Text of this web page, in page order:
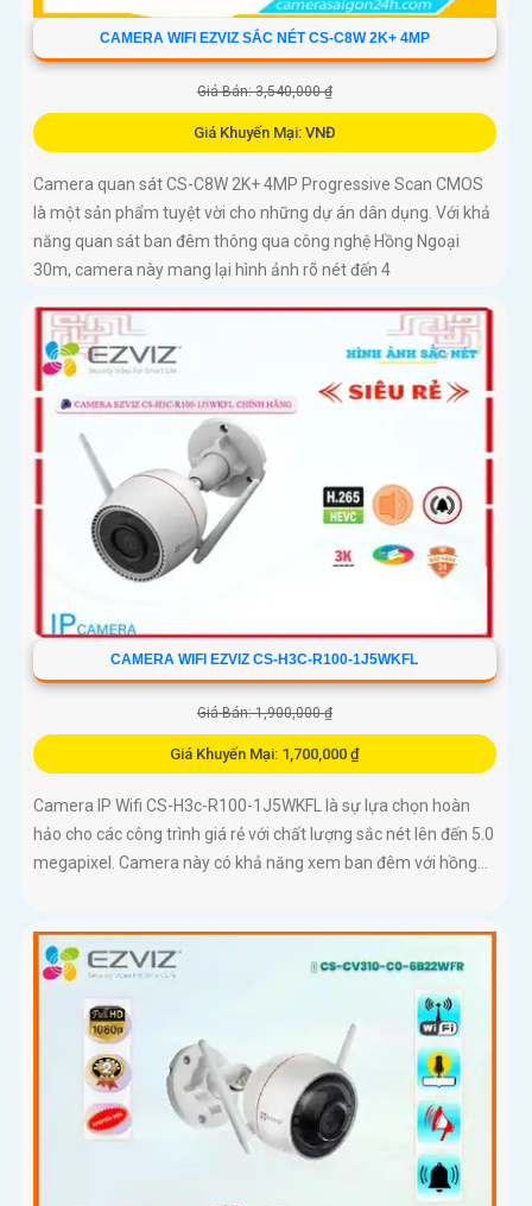
CAMERA WIFI EZVIZ SẮC NÉT CS-C8W 2K+ 4MP
Giá Bán: 3,540,000 ₫
Giá Khuyến Mại: VNĐ
Camera quan sát CS-C8W 2K+ 4MP Progressive Scan CMOS
là một sản phẩm tuyệt vời cho những dự án dân dụng. Với khả
năng quan sát ban đêm thông qua công nghệ Hồng Ngoại
30m, camera này mang lại hình ảnh rõ nét đến 4
CAMERA WIFI EZVIZ CS-H3C-R100-1J5WKFL
Giá Bán: 1,900,000 ₫
Giá Khuyến Mại: 1,700,000 ₫
Camera IP Wifi CS-H3c-R100-1J5WKFL là sự lựa chọn hoàn
hảo cho các công trình giá rẻ với chất lượng sắc nét lên đến 5.0
megapixel. Camera này có khả năng xem ban đêm với hồng...